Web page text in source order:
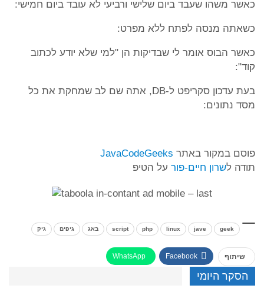
כאשר משהו שעבד ביום שלישי ורביעי לא עובד ביום חמישי:
כשאתה מנסה לפתח ללא מפרט:
כאשר הבוס אומר לי שבדיקות הן "למי שלא יודע לכתוב
קוד":
בעת עדכון סקריפט ל-DB, אתה שם לב שמחקת את כל
מסד נתונים:
פוסם במקור באתר JavaCodeGeeks
תודה לשרון חיים-פור על הטיפ
geek
jave
linux
php
script באג גיפים גיק
שיתוף Facebook
WhatsApp
הסקר היומי